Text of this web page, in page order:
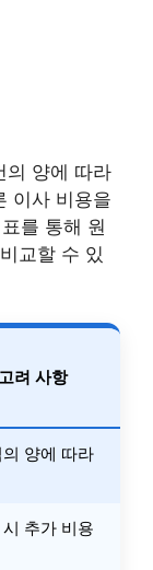
의 양에 따라
이사 비용을
를 통해 원
교할 수 있
려 사항
양에 따라
추가 비용